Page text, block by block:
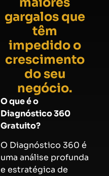
gargalos que
têm
impedido o
crescimento
do seu
negócio.
O que é o
Diagnóstico 360
Gratuito?
O Diagnóstico 360 é
uma análise profunda
e estratégica de